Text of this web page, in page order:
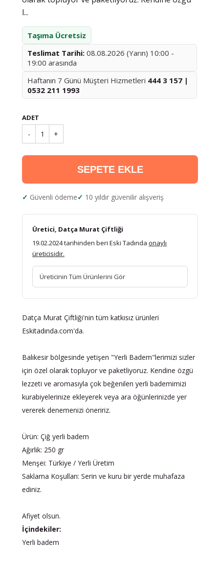
l...
Taşıma Ücretsiz
Teslimat Tarihi: 08.08.2026 (Yarın) 10:00 -
19:00 arasında
Haftanın 7 Günü Müşteri Hizmetleri 444 3 157 |
0532 211 1993
ADET
- 1 +
SEPETE EKLE
Güvenli ödeme 10 yıldır güvenilir alışveriş
Üretici, Datça Murat Çiftliği
19.02.2024 tarihinden beri Eski Tadında onaylı
üreticisidir.
Üreticinin Tüm Ürünlerini Gör
Datça Murat Çiftliği'nin tüm katkısız ürünleri
Eskitadında.com'da.
Balıkesir bölgesinde yetişen "Yerli Badem"lerimizi sizler
için özel olarak topluyor ve paketliyoruz. Kendine özgü
lezzeti ve aromasıyla çok beğenilen yerli bademimizi
kurabiyelerinize ekleyerek veya ara öğünlerinizde yer
vererek denemenizi öneririz.
Ürün: Çiğ yerli badem
Ağırlık: 250 gr
Menşei: Türkiye / Yerli Üretim
Saklama Koşulları: Serin ve kuru bir yerde muhafaza
ediniz.
Afiyet olsun.
İçindekiler:
Yerli badem